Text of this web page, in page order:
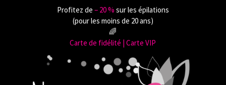
Profitez de ‒ 20 % sur les épilations
(pour les moins de 20 ans)
🌈
Carte de fidélité | Carte VIP